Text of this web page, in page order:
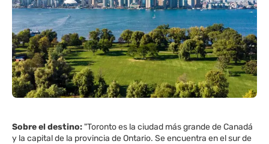
Sobre el destino:"Toronto es la ciudad más grande de Canadá
y la capital de la provincia de Ontario. Se encuentra en el sur de